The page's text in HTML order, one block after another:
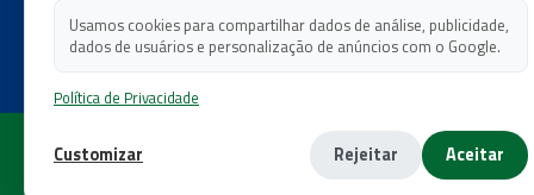
(41) 3224-5525
Copyright 2026 - Federação dos Empregados em Estabelecimentos
Bancários do Estado do Paraná
Usamos cookies para compartilhar dados de análise, publicidade,
dados de usuários e personalização de anúncios com o Google.
Política de Privacidade
Customizar Rejeitar Aceitar